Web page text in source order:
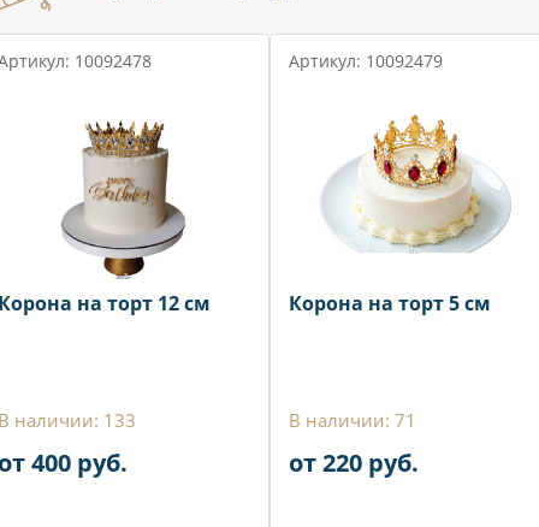
10092478
на торт 12 см
наличии: 133
400 руб.
Артикул: 10092479
Корона на торт 5 см
В наличии: 71
от 220 руб.